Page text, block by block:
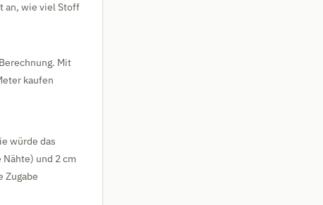
an, wie viel Stoff
Mit
kaufen
würde das
und 2 cm
Zugabe